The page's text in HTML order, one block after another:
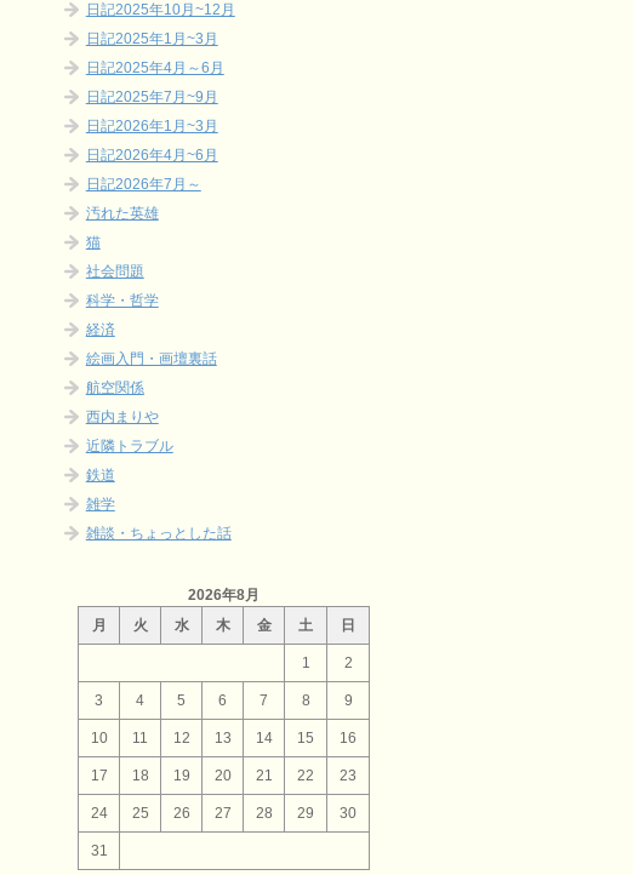
日記2025年10月~12月
日記2025年1月~3月
日記2025年4月～6月
日記2025年7月~9月
日記2026年1月~3月
日記2026年4月~6月
日記2026年7月～
汚れた英雄
猫
社会問題
科学・哲学
経済
絵画入門・画壇裏話
航空関係
西内まりや
近隣トラブル
鉄道
雑学
雑談・ちょっとした話
2026年8月
月
火 水 木 金 土 日
1 2
3 4 5 6 7 8 9
10 11 12 13 14 15 16
17 18 19 20 21 22 23
24 25 26 27 28 29 30
31